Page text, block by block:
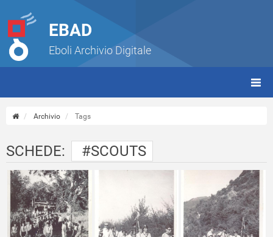
EBAD
Eboli Archivio Digitale
Archivio Tags
SCHEDE: #SCOUTS